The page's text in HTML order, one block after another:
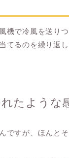
機で冷風を送り
てるのを繰り返し
たような
ですが、ほんとそ